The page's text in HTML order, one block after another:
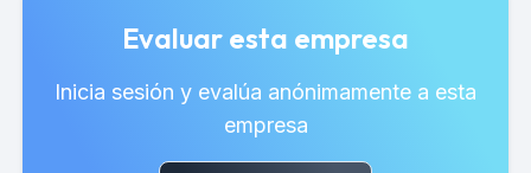
Evaluar esta empresa
Inicia sesión y evalúa anónimamente a esta
empresa